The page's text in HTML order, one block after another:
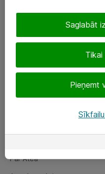
eShop@atea.lv
Sekojiet mums
Par Atea
Par Atea
Tikai
Pieņemt
Saglabāt